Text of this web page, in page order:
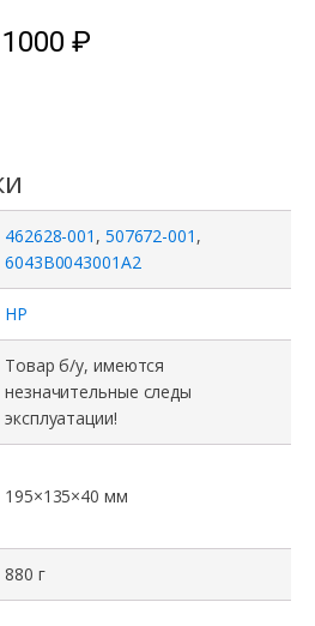
1000 ₽
462628-001 , 507672-001 ,
6043B0043001A2
HP
Товар б/у, имеются
незначительные следы
эксплуатации!
195×135×40 мм
880 г